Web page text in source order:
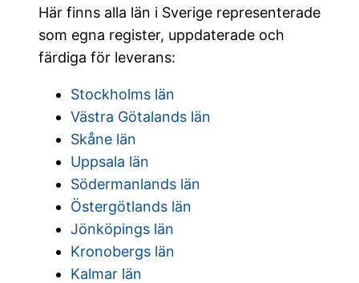
Här finns alla län i Sverige representerade
som egna register, uppdaterade och
färdiga för leverans:
Stockholms län
Västra Götalands län
Skåne län
Uppsala län
Södermanlands län
Östergötlands län
Jönköpings län
Kronobergs län
Kalmar län